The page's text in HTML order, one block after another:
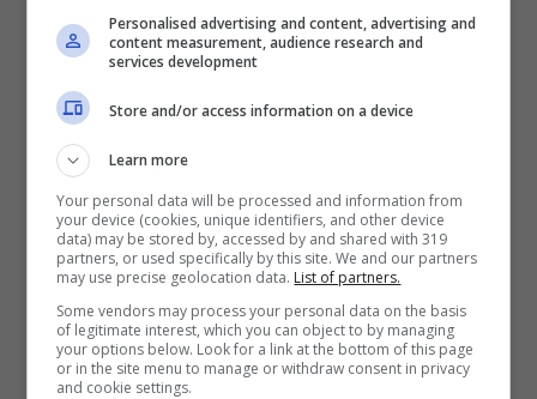
tutte sarebbe in pole position.
Si tratta del PSG che già ad inizio estate,
quando ancora era in dubbio la permanenza
di Leao in quel di Milanello, ha sondato il
terreno per il 10 rossonero. Il portoghese ha
poi prolungato fino al 2028, adeguando pure
Personalised advertising and content, advertising and
content measurement, audience research and
services development
Store and/or access information on a device
Learn more
Your personal data will be processed and information from
your device (cookies, unique identifiers, and other device
data) may be stored by, accessed by and shared with 319
partners, or used specifically by this site. We and our partners
may use precise geolocation data. List of partners.
Some vendors may process your personal data on the basis
of legitimate interest, which you can object to by managing
your options below. Look for a link at the bottom of this page
or in the site menu to manage or withdraw consent in privacy
and cookie settings.